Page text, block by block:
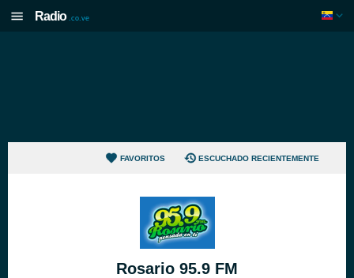
Radio .co.ve
FAVORITOS ESCUCHADO RECIENTEMENTE
Rosario 95.9 FM